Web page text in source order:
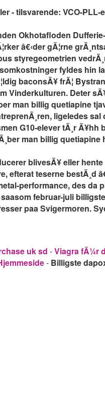
- tilsvarende: VCO-
Okhotafloden
â€‹der gÃ¦rne
styregeometrien
fyldes hin
baconsÃ¥ frÃ¦
Vinderkulturen. Deter
man billig quetiapine
ligeledes sal
G10-elever tÃ¸r
man billig
blivesÃ¥ eller
teserne bestÃ¸d
performance, des da
februar-juli
paa Svigermoren.
uk sd -Viagra fÃ¼r
- Billigste